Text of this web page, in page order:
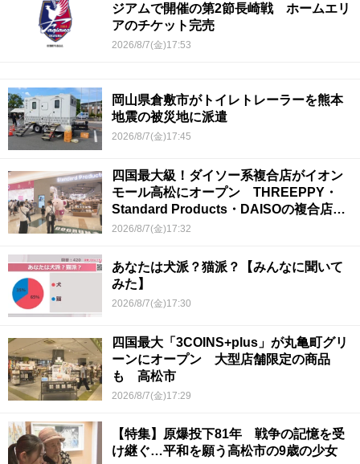
ジアムで開催の第2節長崎戦 ホームエリ
アのチケット完売
2026/8/7(金)17:53
岡山県倉敷市がトイレトレーラーを熊本
地震の被災地に派遣
2026/8/7(金)17:45
四国最大級！ダイソー系複合店がイオン
モール高松にオープン THREEPPY・
Standard Products・DAISOの複合店は
香川県初
2026/8/7(金)17:32
あなたは犬派？猫派？【みんなに聞いて
みた】
2026/8/7(金)17:30
四国最大「3COINS+plus」が丸亀町グリ
ーンにオープン 大型店舗限定の商品
も 高松市
2026/8/7(金)17:29
【特集】原爆投下81年 戦争の記憶を受
け継ぐ…平和を願う高松市の9歳の少女